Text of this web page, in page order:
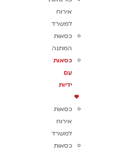
אירוח
למשרד
כסאות
המתנה
כסאות
עם
ידיות
כסאות
אירוח
למשרד
כסאות